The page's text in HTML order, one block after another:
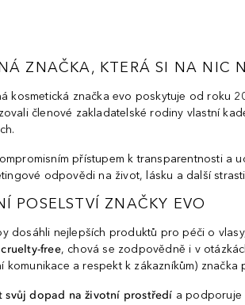
ZNAČKA, KTERÁ SI NA NIC
kosmetická značka evo poskytuje od roku
členové zakladatelské rodiny vlastní
přístupem k transparentnosti
odpovědi na život, lásku a další
POSELSTVÍ ZNAČKY EVO
dosáhli nejlepších produktů pro péči o
free, chová se zodpovědně i v
komunikace a respekt k zákazníkům)
svůj dopad na životní prostředí a podporuje